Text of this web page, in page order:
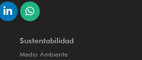
Sustentabilidad
Medio Ambiente